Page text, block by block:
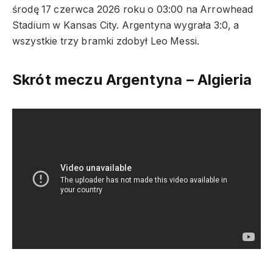
środę 17 czerwca 2026 roku o 03:00 na Arrowhead
Stadium w Kansas City. Argentyna wygrała 3:0, a
wszystkie trzy bramki zdobył Leo Messi.
Skrót meczu Argentyna – Algieria